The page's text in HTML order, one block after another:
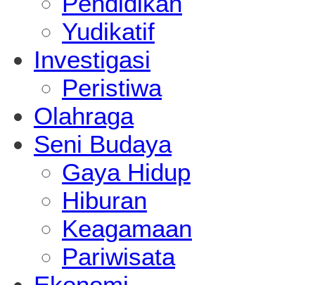
Yudikatif
Investigasi
Peristiwa
Olahraga
Seni Budaya
Gaya Hidup
Hiburan
Keagamaan
Pariwisata